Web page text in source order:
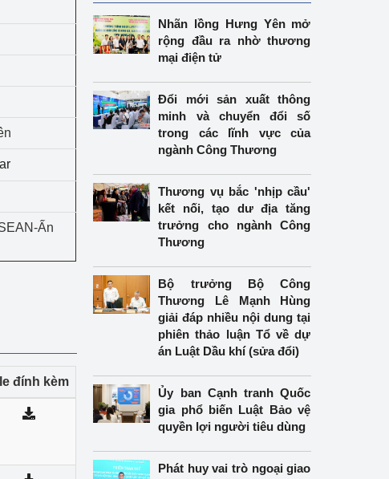
Ấn
đính kèm
Nhãn lồng Hưng Yên mở
rộng đầu ra nhờ thương
mại điện tử
Đổi mới sản xuất thông
minh và chuyển đổi số
trong các lĩnh vực của
ngành Công Thương
Thương vụ bắc 'nhịp cầu'
kết nối, tạo dư địa tăng
trưởng cho ngành Công
Thương
Bộ trưởng Bộ Công
Thương Lê Mạnh Hùng
giải đáp nhiều nội dung tại
phiên thảo luận Tổ về dự
án Luật Dầu khí (sửa đổi)
Ủy ban Cạnh tranh Quốc
gia phổ biến Luật Bảo vệ
quyền lợi người tiêu dùng
Phát huy vai trò ngoại giao